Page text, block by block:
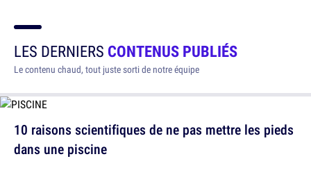
LES DERNIERS CONTENUS PUBLIÉS
Le contenu chaud, tout juste sorti de notre équipe
10 raisons scientifiques de ne pas mettre les pieds
dans une piscine